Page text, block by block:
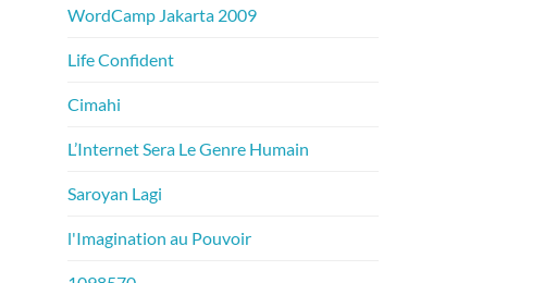
WordCamp Jakarta 2009
Life Confident
Cimahi
L’Internet Sera Le Genre Humain
Saroyan Lagi
l'Imagination au Pouvoir